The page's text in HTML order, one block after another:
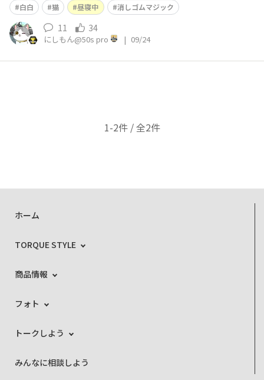
白白 猫 昼寝中 消しゴムマジック
11 34
にしもん@50s pro | 09/24
1-2件 / 全2件
ホーム
TORQUE STYLE
商品情報
フォト
トークしよう
みんなに相談しよう